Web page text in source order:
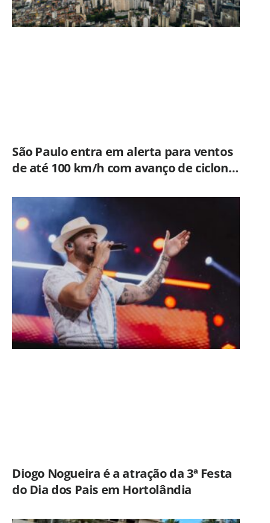
São Paulo entra em alerta para ventos
de até 100 km/h com avanço de ciclone
Diogo Nogueira é a atração da 3ª Festa
do Dia dos Pais em Hortolândia